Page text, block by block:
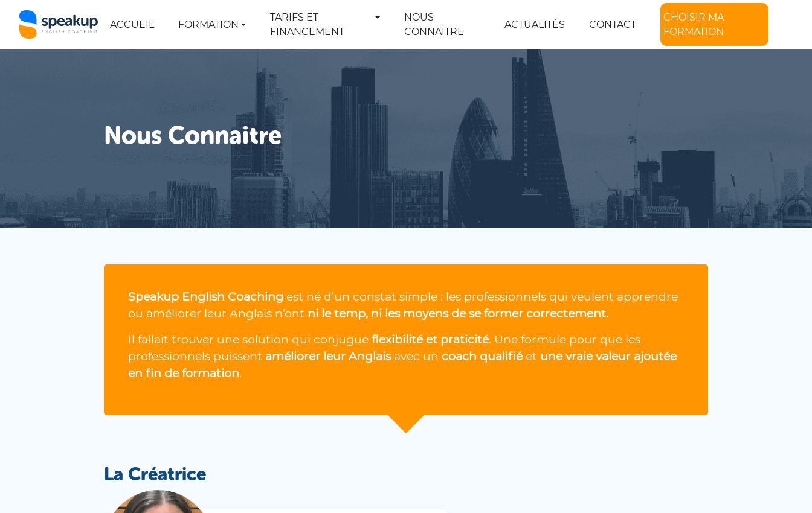
ACCUEIL FORMATION
TARIFS ET
FINANCEMENT
NOUS
CONNAITRE
ACTUALITÉS CONTACT
CHOISIR MA
FORMATION
Nous Connaitre
Speakup English Coaching est né d’un constat simple : les professionnels qui veulent apprendre
ou améliorer leur Anglais n’ont ni le temp, ni les moyens de se former correctement.
Il fallait trouver une solution qui conjugue flexibilité et praticité. Une formule pour que les
professionnels puissent améliorer leur Anglaisavec un coach qualifiéet une vraie valeur ajoutée
en fin de formation.
La Créatrice